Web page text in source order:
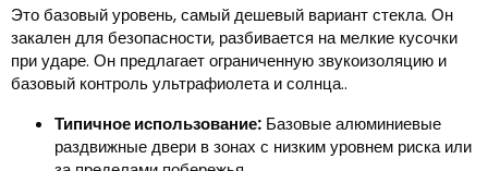
Это базовый уровень, самый дешевый вариант стекла. Он
закален для безопасности, разбивается на мелкие кусочки
при ударе. Он предлагает ограниченную звукоизоляцию и
базовый контроль ультрафиолета и солнца..
Типичное использование: Базовые алюминиевые
раздвижные двери в зонах с низким уровнем риска или